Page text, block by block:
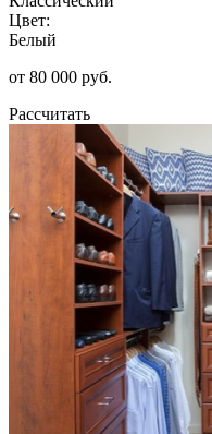
Цвет:
Белый
от 80 000 руб.
Рассчитать